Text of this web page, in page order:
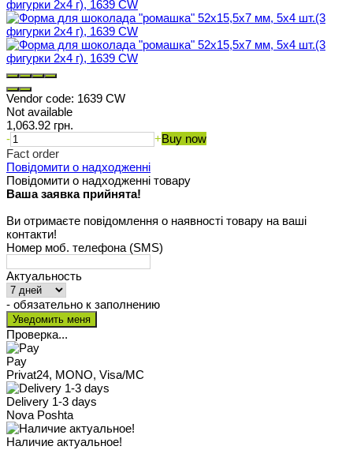
Vendor code: 1639 CW
Not available
1,063.92 грн.
-
+Buy now
Fact order
Повідомити о надходженні
Повідомити о надходженні товару
Ваша заявка прийнята!
Ви отримаєте повідомлення о наявності товару на ваші
контакти!
Номер моб. телефона (SMS)
Актуальность
- обязательно к заполнению
Проверка...
Pay
Privat24, MONO, Visa/MC
Delivery 1-3 days
Nova Poshta
Наличие актуальное!